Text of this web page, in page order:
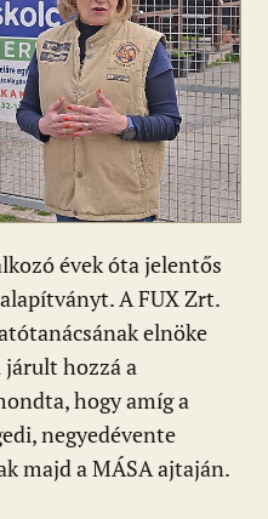
évek óta jelentős
A FUX Zrt.
elnöke
hozzá a
hogy amíg a
negyedévente
majd a MÁSA ajtaján.